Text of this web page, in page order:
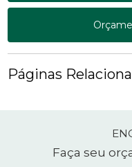
Páginas
Faça seu